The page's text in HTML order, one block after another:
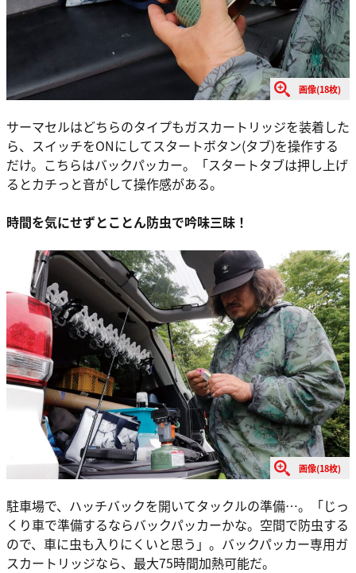
画像(18枚)
サーマセルはどちらのタイプもガスカートリッジを装着した
ら、スイッチをONにしてスタートボタン(タブ)を操作する
だけ。こちらはバックパッカー。「スタートタブは押し上げ
るとカチっと音がして操作感がある。
時間を気にせずとことん防虫で吟味三昧！
画像(18枚)
駐車場で、ハッチバックを開いてタックルの準備…。「じっ
くり車で準備するならバックパッカーかな。空間で防虫する
ので、車に虫も入りにくいと思う」。バックパッカー専用ガ
スカートリッジなら、最大75時間加熱可能だ。